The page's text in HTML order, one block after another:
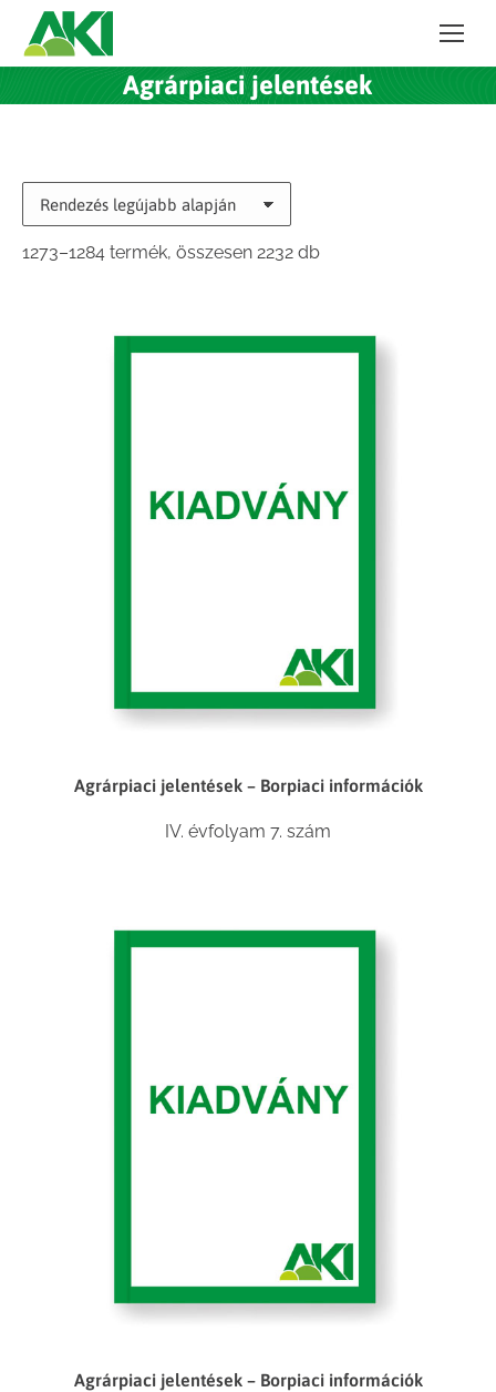
Agrárpiaci jelentések
1273–1284 termék, összesen 2232 dbSorted
Agrárpiaci jelentések – Borpiaci információk
IV. évfolyam 7. szám
Agrárpiaci jelentések – Borpiaci információk